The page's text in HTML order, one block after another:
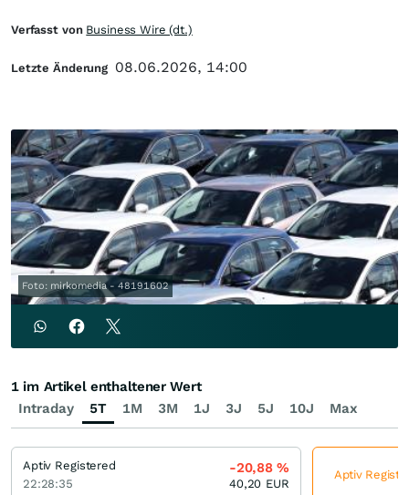
Foto: mirkomedia - 48191602
Verfasst von Business Wire (dt.)
Letzte Änderung 08.06.2026, 14:00
Intraday 5T 1M 3M 1J 3J 5J 10J Max
1 im Artikel enthaltener Wert
Aptiv Registered
22:28:35
-20,88%
40,20 EUR
Aptiv